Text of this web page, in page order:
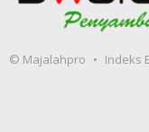
© Majalahpro Indeks